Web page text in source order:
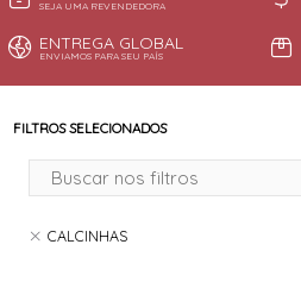
SEJA UMA REVENDEDORA
ENTREGA GLOBAL
ENVIAMOS PARA SEU PAÍS
FILTROS SELECIONADOS
CALCINHAS